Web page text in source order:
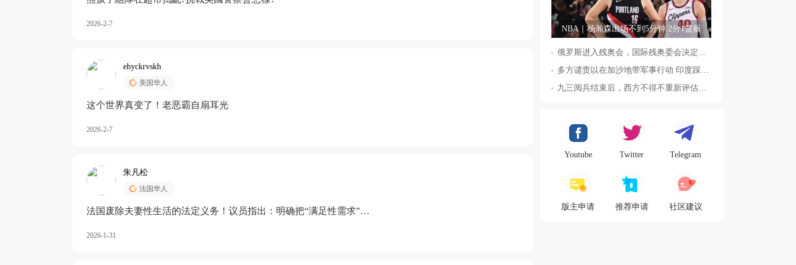
2026-2-7
ehyckrvskh
美国华人
这个世界真变了！老恶霸自扇耳光
2026-2-7
朱凡松
法国华人
法国废除夫妻性生活的法定义务！议员指出：明确把“满足性需求”排
2026-1-31
NBA｜杨瀚森出场不到5分钟 2分1篮板
Youtube Twitter Telegram
版主申请 推荐申请 社区建议